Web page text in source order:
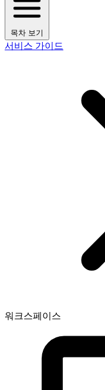
목차 보기
서비스 가이드
워크스페이스